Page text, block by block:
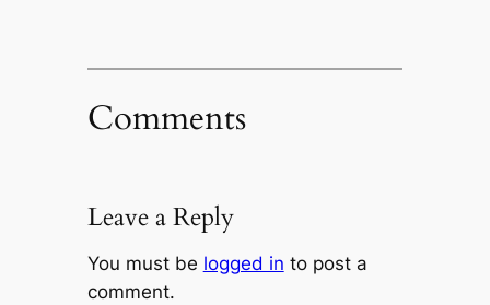
Comments
Leave a Reply
You must be logged in to post a
comment.